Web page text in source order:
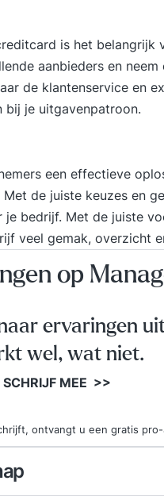
is het belangrijk
aanbieders en
de klantenservice en
bij je uitgavenpatroon.
een effectieve
de juiste keuzes en
bedrijf. Met de juiste
veel gemak, overzicht
op
ervaringen
wel, wat niet.
SCHRIJF MEE >>
ontvangt u een gratis